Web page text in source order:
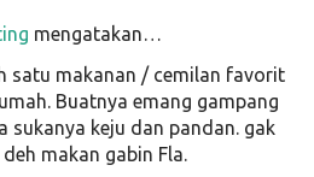
mengatakan…
satu makanan / cemilan favorit
Buatnya emang gampang
sukanya keju dan pandan. gak
makan gabin Fla.